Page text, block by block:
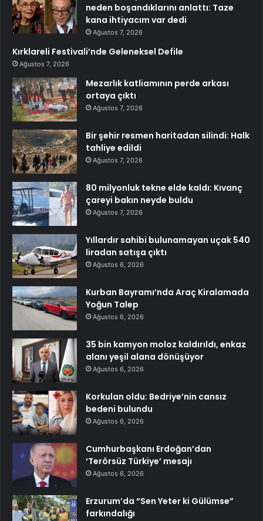
neden boşandıklarını anlattı: Taze
kana ihtiyacım var dedi
Ağustos 7, 2026
Kırklareli Festivali’nde Geleneksel Defile
Ağustos 7, 2026
Mezarlık katliamının perde arkası
ortaya çıktı
Ağustos 7, 2026
Bir şehir resmen haritadan silindi: Halk
tahliye edildi
Ağustos 7, 2026
80 milyonluk tekne elde kaldı: Kıvanç
çareyi bakın neyde buldu
Ağustos 7, 2026
Yıllardır sahibi bulunamayan uçak 540
liradan satışa çıktı
Ağustos 6, 2026
Kurban Bayramı’nda Araç Kiralamada
Yoğun Talep
Ağustos 6, 2026
35 bin kamyon moloz kaldırıldı, enkaz
alanı yeşil alana dönüşüyor
Ağustos 6, 2026
Korkulan oldu: Bedriye’nin cansız
bedeni bulundu
Ağustos 6, 2026
Cumhurbaşkanı Erdoğan’dan
‘Terörsüz Türkiye’ mesajı
Ağustos 6, 2026
Erzurum’da “Sen Yeter ki Gülümse”
farkındalığı